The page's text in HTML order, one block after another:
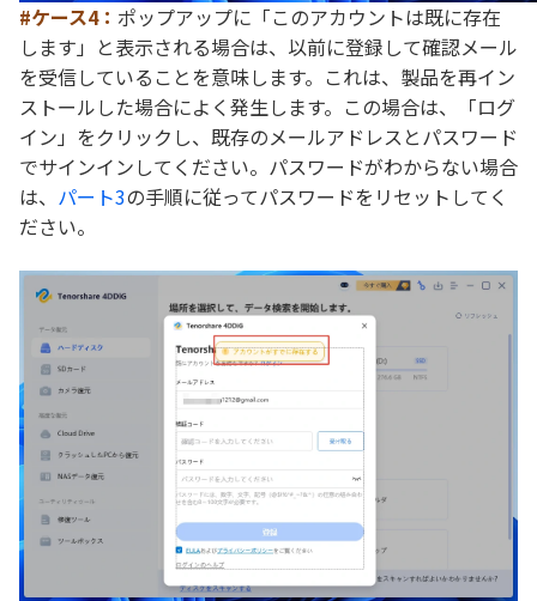
#ケース4： ポップアップに「このアカウントは既に存在
します」と表示される場合は、以前に登録して確認メール
を受信していることを意味します。これは、製品を再イン
ストールした場合によく発生します。この場合は、「ログ
イン」をクリックし、既存のメールアドレスとパスワード
でサインインしてください。パスワードがわからない場合
は、 パート3の手順に従ってパスワードをリセットしてく
ださい。